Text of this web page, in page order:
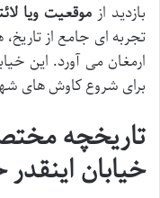
بازدید ازموقعیت ویا
تجربه ای جامع از تاریخ،
ارمغان می آورد. این
برای شروع کاوش های
تاریخچه
خیابان